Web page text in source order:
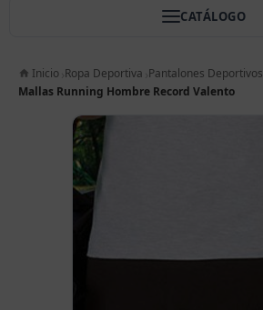
CATÁLOGO
Inicio Ropa Deportiva Pantalones Deportivos
Mallas Running Hombre Record Valento